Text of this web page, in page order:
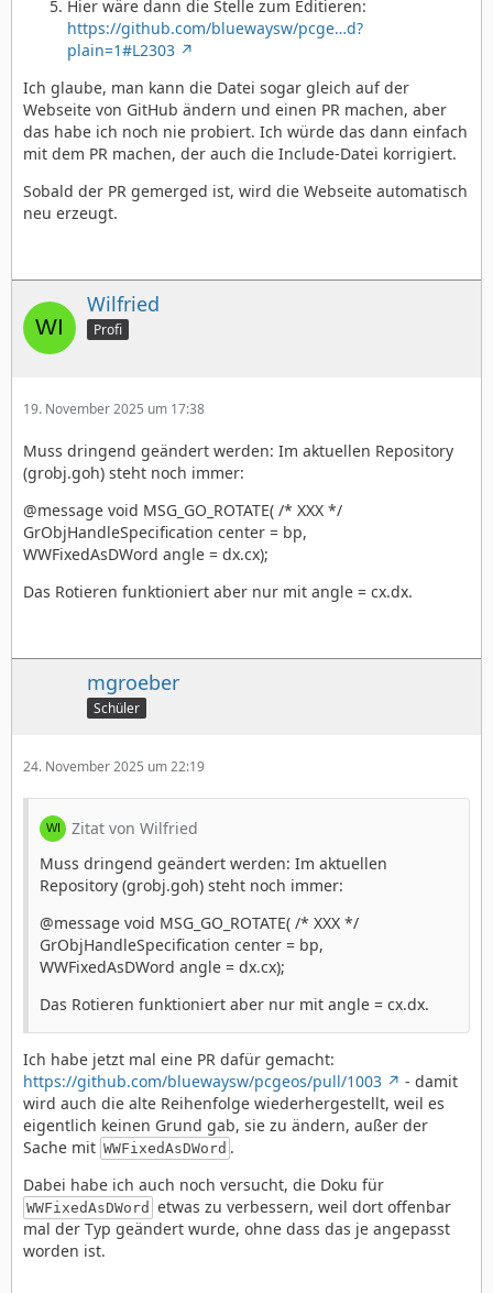
Hier wäre dann die Stelle zum Editieren:
https://github.com/bluewaysw/pcge…d?
plain=1#L2303
Ich glaube, man kann die Datei sogar gleich auf der
Webseite von GitHub ändern und einen PR machen, aber
das habe ich noch nie probiert. Ich würde das dann einfach
mit dem PR machen, der auch die Include-Datei korrigiert.
Sobald der PR gemerged ist, wird die Webseite automatisch
neu erzeugt.
Wilfried
Profi
19. November 2025 um 17:38
Muss dringend geändert werden: Im aktuellen Repository
(grobj.goh) steht noch immer:
@message void MSG_GO_ROTATE( /* XXX */
GrObjHandleSpecification center = bp,
WWFixedAsDWord angle = dx.cx);
Das Rotieren funktioniert aber nur mit angle = cx.dx.
mgroeber
Schüler
24. November 2025 um 22:19
Zitat von Wilfried
Muss dringend geändert werden: Im aktuellen
Repository (grobj.goh) steht noch immer:
@message void MSG_GO_ROTATE( /* XXX */
GrObjHandleSpecification center = bp,
WWFixedAsDWord angle = dx.cx);
Das Rotieren funktioniert aber nur mit angle = cx.dx.
Ich habe jetzt mal eine PR dafür gemacht:
https://github.com/bluewaysw/pcgeos/pull/1003
- damit
wird auch die alte Reihenfolge wiederhergestellt, weil es
eigentlich keinen Grund gab, sie zu ändern, außer der
Sache mit WWFixedAsDWord .
Dabei habe ich auch noch versucht, die Doku für
WWFixedAsDWord etwas zu verbessern, weil dort offenbar
mal der Typ geändert wurde, ohne dass das je angepasst
worden ist.